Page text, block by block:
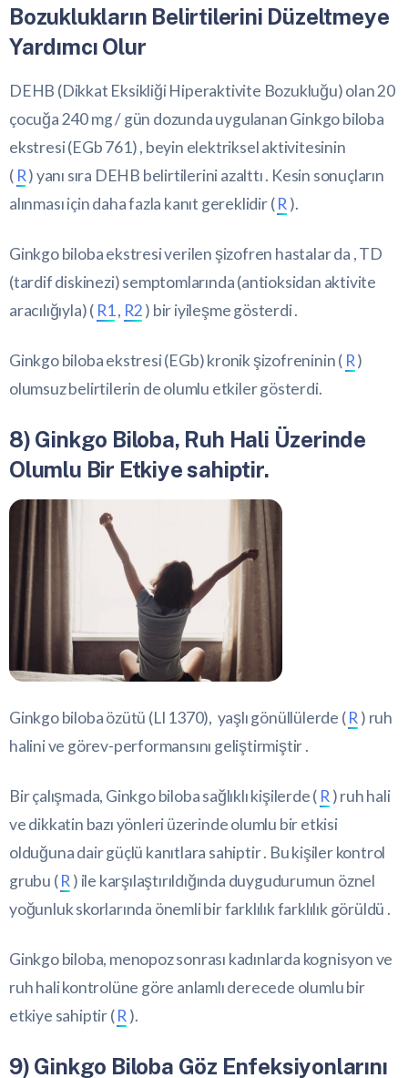
Bozuklukların Belirtilerini Düzeltmeye
Yardımcı Olur
DEHB (Dikkat Eksikliği Hiperaktivite Bozukluğu) olan 20
çocuğa 240 mg / gün dozunda uygulanan Ginkgo biloba
ekstresi (EGb 761) , beyin elektriksel aktivitesinin
( R) yanı sıra DEHB belirtilerini azalttı . Kesin sonuçların
alınması için daha fazla kanıt gereklidir (R ).
Ginkgo biloba ekstresi verilen şizofren hastalar da , TD
(tardif diskinezi) semptomlarında (antioksidan aktivite
aracılığıyla) ( R1, R2) bir iyileşme gösterdi .
Ginkgo biloba ekstresi (EGb) kronik şizofreninin ( R)
olumsuz belirtilerin de olumlu etkiler gösterdi.
8) Ginkgo Biloba, Ruh Hali Üzerinde
Olumlu Bir Etkiye sahiptir.
Ginkgo biloba özütü (LI 1370), yaşlı gönüllülerde (R ) ruh
halini ve görev-performansını geliştirmiştir .
Bir çalışmada, Ginkgo biloba sağlıklı kişilerde ( R ) ruh hali
ve dikkatin bazı yönleri üzerinde olumlu bir etkisi
olduğuna dair güçlü kanıtlara sahiptir . Bu kişiler kontrol
grubu (R ) ile karşılaştırıldığında duygudurumun öznel
yoğunluk skorlarında önemli bir farklılık farklılık görüldü .
Ginkgo biloba, menopoz sonrası kadınlarda kognisyon ve
ruh hali kontrolüne göre anlamlı derecede olumlu bir
etkiye sahiptir (R ).
9) Ginkgo Biloba Göz Enfeksiyonlarını